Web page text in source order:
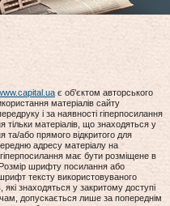
є об'єктом авторського
матеріалів сайту
і за наявності гіперпосилання
тільки матеріалів, що знаходяться у
та/або прямого відкритого для
адресу матеріалу на
має бути розміщене в
шрифту посилання або
тексту використовуваного
знаходяться у закритому доступі
допускається лише за попереднім